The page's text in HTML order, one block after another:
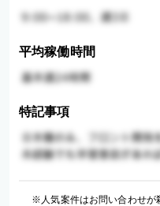
平均稼働時間
特記事項
※人気案件はお問い合わせが